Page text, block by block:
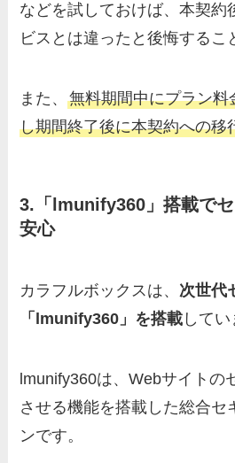
などを試しておけば、本契約
ビスとは違ったと後悔するこ
また、無料期間中にプラン
し期間終了後に本契約への移
3.「lmunify360」搭載で
安心
カラフルボックスは、 次世代
「lmunify360」を搭載 してい
lmunify360は、Webサイトの
させる機能を搭載した総合セ
ンです。